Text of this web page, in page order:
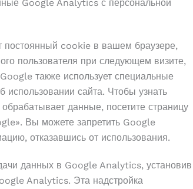
Google Analytics с персональной
постоянный cookie в вашем браузере,
пользователя при следующем визите,
также использует специальные
сайта. Чтобы узнать
данные, посетите страницу
Вы можете запретить Google
отказавшись от использования.
данных в Google Analytics, установив
Analytics. Эта надстройка